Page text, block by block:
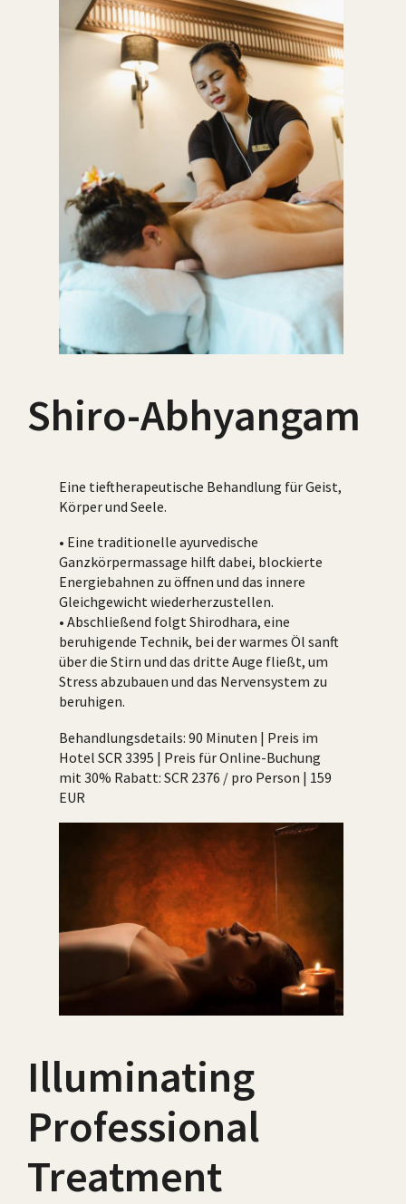
Shiro-Abhyangam
Eine tieftherapeutische Behandlung für Geist,
Körper und Seele.
• Eine traditionelle ayurvedische
Ganzkörpermassage hilft dabei, blockierte
Energiebahnen zu öffnen und das innere
Gleichgewicht wiederherzustellen.
• Abschließend folgt Shirodhara, eine
beruhigende Technik, bei der warmes Öl sanft
über die Stirn und das dritte Auge fließt, um
Stress abzubauen und das Nervensystem zu
beruhigen.
Behandlungsdetails: 90 Minuten | Preis im
Hotel SCR 3395 | Preis für Online-Buchung
mit 30% Rabatt: SCR 2376 / pro Person | 159
EUR
Illuminating
Professional
Treatment